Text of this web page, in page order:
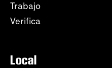
Trabajo
Verifica
Local